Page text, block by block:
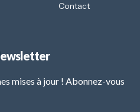
Contact
mises à jour ! Abonnez-vous